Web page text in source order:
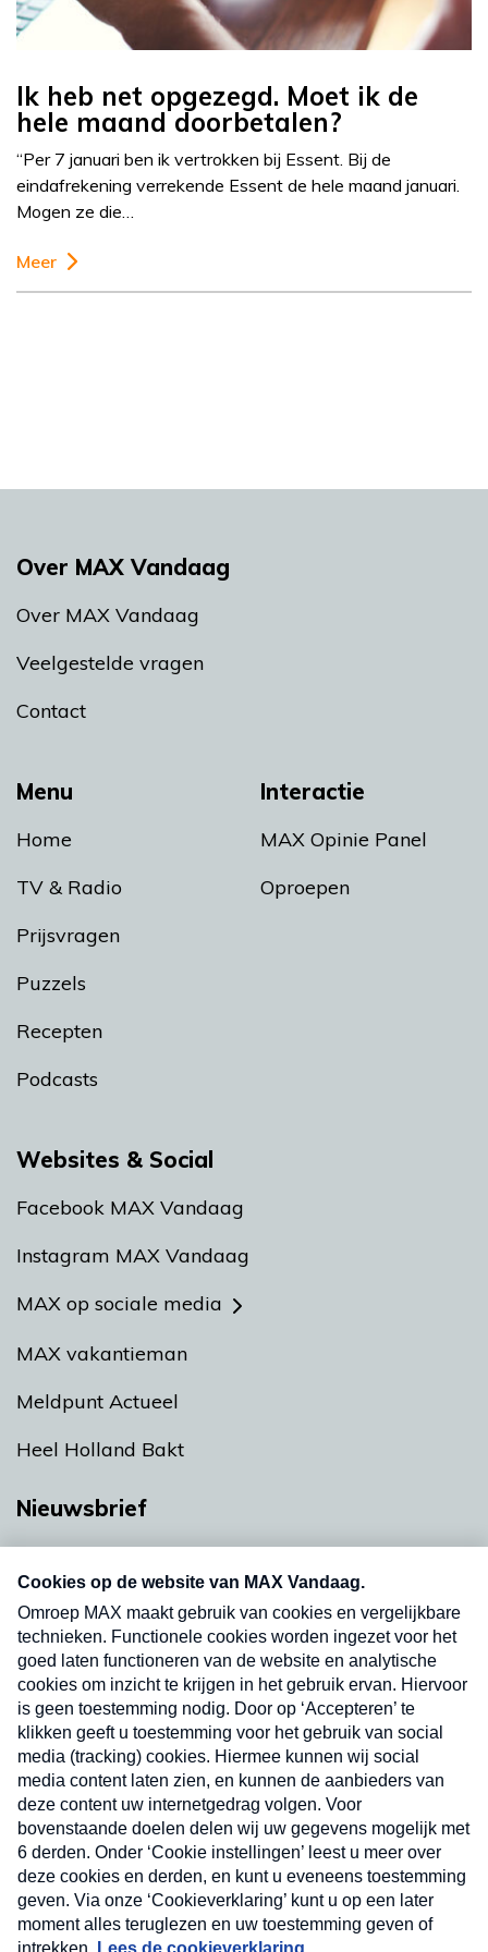
Ik heb net opgezegd. Moet ik de
hele maand doorbetalen?
“Per 7 januari ben ik vertrokken bij Essent. Bij de
eindafrekening verrekende Essent de hele maand januari.
Mogen ze die…
Meer
Menu
Home
TV & Radio
Prijsvragen
Puzzels
Recepten
Podcasts
Interactie
MAX Opinie Panel
Oproepen
Over MAX Vandaag
Over MAX Vandaag
Veelgestelde vragen
Contact
Websites & Social
Facebook MAX Vandaag
Instagram MAX Vandaag
MAX op sociale media
MAX vakantieman
Meldpunt Actueel
Heel Holland Bakt
Nieuwsbrief
Neem hier een gratis abonnement op onze
nieuwsbrief. Elke vrijdag- en dinsdagochtend in
uw mailbox.
Verzend
Nieuwsbrief
Neem hier een gratis abonnement op onze
nieuwsbrief. Elke vrijdag- en dinsdagochtend in uw